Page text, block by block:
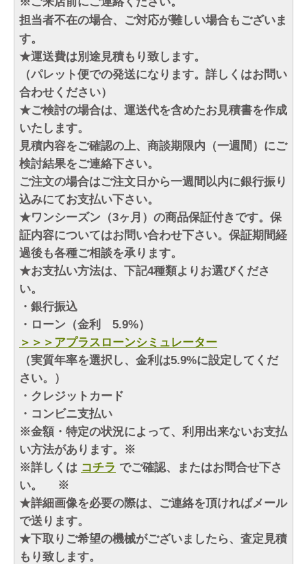
担当者不在の場合、ご対応が難しい場合もございま
す。
★運送費は別途見積もり致します。
（パレット便での発送になります。詳しくはお問い
合わせください）
★ご検討の場合は、運送代を含めたお見積書を作成
いたします。
見積内容をご確認の上、商談期限内（一週間）にご
検討結果をご連絡下さい。
ご注文の場合はご注文日から一週間以内に銀行振り
込みにてお支払い下さい。
★ワンシーズン（3ヶ月）の商品保証付きです。保
証内容についてはお問い合わせ下さい。保証期間経
過後も各種ご相談を承ります。
★お支払い方法は、下記4種類よりお選びくださ
い。
・銀行振込
・ローン（金利 5.9%）
＞＞＞アプラスローンシミュレーター
（実質年率を選択し、金利は5.9%に設定してくだ
さい。）
・クレジットカード
・コンビニ支払い
※金額・特定の状況によって、利用出来ないお支払
い方法があります。※
※詳しくは コチラ でご確認、またはお問合せ下さ
い。 ※
★詳細画像を必要の際は、ご連絡を頂ければメール
で送ります。
★下取りご希望の機械がございましたら、査定見積
もり致します。